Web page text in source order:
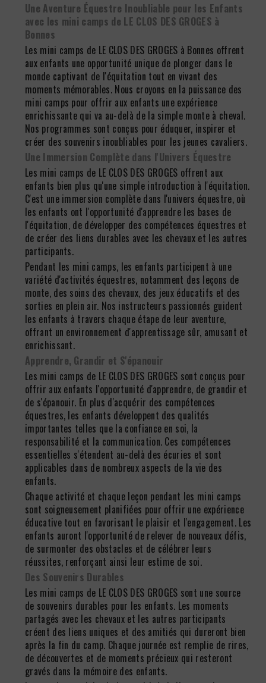
Une Aventure Équestre Inoubliable pour les Enfants
avec les mini camps de LE CLOS DES GROGES à
Bonnes
Les mini camps de LE CLOS DES GROGES à Bonnes offrent
aux enfants une opportunité unique de plonger dans le
monde captivant de l'équitation tout en vivant des
moments mémorables. Nous croyons en la puissance des
mini camps pour offrir aux enfants une expérience
enrichissante qui va au-delà de la simple monte à cheval.
Nos programmes sont conçus pour éduquer, inspirer et
créer des souvenirs inoubliables pour les jeunes cavaliers.
Une Immersion Complète dans l'Univers Équestre
Les mini camps de LE CLOS DES GROGES offrent aux
enfants bien plus qu'une simple introduction à l'équitation.
C'est une immersion complète dans l'univers équestre, où
les enfants ont l'opportunité d'apprendre les bases de
l'équitation, de développer des compétences équestres et
de créer des liens durables avec les chevaux et les autres
participants.
Pendant les mini camps, les enfants participent à une
variété d'activités équestres, notamment des leçons de
monte, des soins des chevaux, des jeux éducatifs et des
sorties en plein air. Nos instructeurs passionnés guident
les enfants à travers chaque étape de leur aventure,
offrant un environnement d'apprentissage sûr, amusant et
enrichissant.
Apprendre, Grandir et S'épanouir
Les mini camps de LE CLOS DES GROGES sont conçus pour
offrir aux enfants l'opportunité d'apprendre, de grandir et
de s'épanouir. En plus d'acquérir des compétences
équestres, les enfants développent des qualités
importantes telles que la confiance en soi, la
responsabilité et la communication. Ces compétences
essentielles s'étendent au-delà des écuries et sont
applicables dans de nombreux aspects de la vie des
enfants.
Chaque activité et chaque leçon pendant les mini camps
sont soigneusement planifiées pour offrir une expérience
éducative tout en favorisant le plaisir et l'engagement. Les
enfants auront l'opportunité de relever de nouveaux défis,
de surmonter des obstacles et de célébrer leurs
réussites, renforçant ainsi leur estime de soi.
Des Souvenirs Durables
Les mini camps de LE CLOS DES GROGES sont une source
de souvenirs durables pour les enfants. Les moments
partagés avec les chevaux et les autres participants
créent des liens uniques et des amitiés qui dureront bien
après la fin du camp. Chaque journée est remplie de rires,
de découvertes et de moments précieux qui resteront
gravés dans la mémoire des enfants.